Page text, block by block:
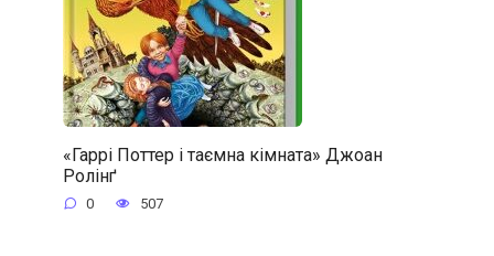
«Гаррі Поттер і таємна кімната» Джоан
Ролінґ
0 507